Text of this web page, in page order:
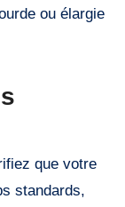
ou élargie
que votre
standards,